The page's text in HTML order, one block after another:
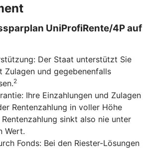
UniProfiRente/4P auf
Der Staat unterstützt Sie
Zulagen und gegebenenfalls
2
Ihre Einzahlungen und Zulagen
Rentenzahlung in voller Höhe
Rentenzahlung sinkt also nie unter
Wert.
Fonds: Bei den Riester-Lösungen